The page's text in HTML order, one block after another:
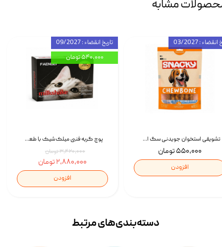
مشابه
پوچ گربه فنبی میلک‌شیک با طعم مرغ Faenbei Cat Milk Shake Pouch بسته 12 عددی
۳,۴۲۰,۰۰۰ تومان
۲,۸۸۰,۰۰۰ تومان
افزودن
تاریخ انقضاء : 09/2027
۵۴۰,۰۰۰ تومان
تشویقی استخوان جویدنی سگ اسنکی کرانچی با طعم مرغ Snacky Crunchy Munchy وزن 100 گرم
۵۵۰,۰۰۰ تومان
افزودن
: 03/2027
دسته‌بندی‌‌های مرتبط